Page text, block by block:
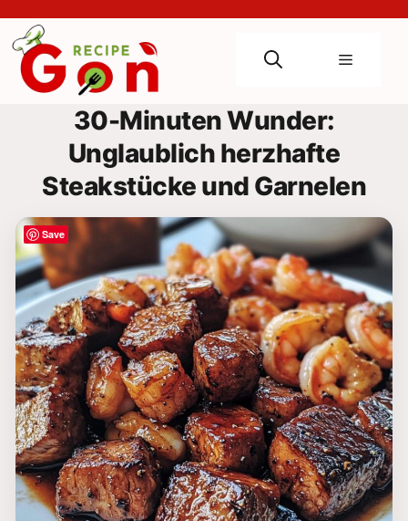
content
Menu
30-Minuten Wunder:
Unglaublich herzhafte
Steakstücke und Garnelen
Save